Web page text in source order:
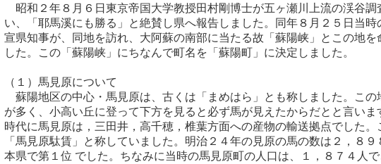
昭和２年８月６日東京帝国大学教授田村剛博士が五ヶ瀬川上流の渓谷調
い、「耶馬溪にも勝る」と絶賛し県へ報告しました。同年８月２５日当時
宣県知事が、同地を訪れ、大阿蘇の南部に当たる故「蘇陽峡」とこの地を
した。この「蘇陽峡」にちなんで町名を「蘇陽町」に決定しました。
（１）馬見原について
蘇陽地区の中心・馬見原は、古くは「まめはら」とも称しました。この
が多く、小高い丘に登って下方を見ると必ず馬が見えたからだとと言いま
時代に馬見原は，三田井，高千穂，椎葉方面への産物の輸送拠点でした。
「馬見原駄賃」と称していました。明治２４年の見原の馬の数は２，８９
本県で第１位 でした。ちなみに当時の馬見原町の人口は、１，８７４人